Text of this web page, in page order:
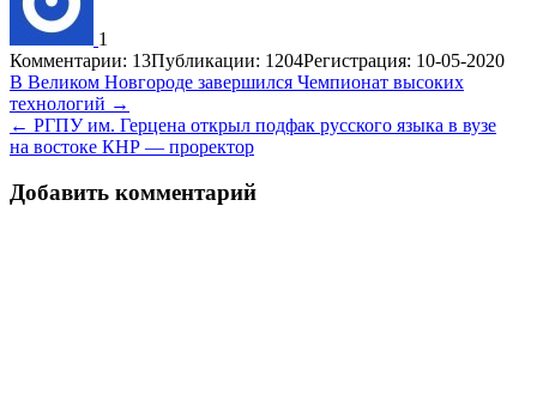
1
Комментарии: 13Публикации: 1204Регистрация: 10-05-2020
Навигация
по
записям
В Великом Новгороде завершился Чемпионат высоких
технологий →
← РГПУ им. Герцена открыл подфак русского языка в вузе
на востоке КНР — проректор
Добавить комментарий